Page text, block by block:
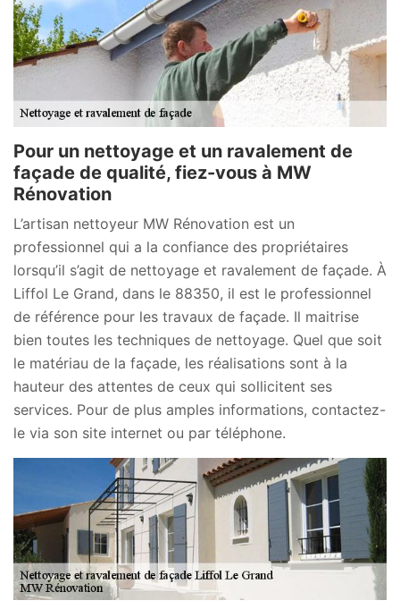
Pour un nettoyage et un ravalement de
façade de qualité, fiez-vous à MW
Rénovation
L’artisan nettoyeur MW Rénovation est un
professionnel qui a la confiance des propriétaires
lorsqu’il s’agit de nettoyage et ravalement de façade. À
Liffol Le Grand, dans le 88350, il est le professionnel
de référence pour les travaux de façade. Il maitrise
bien toutes les techniques de nettoyage. Quel que soit
le matériau de la façade, les réalisations sont à la
hauteur des attentes de ceux qui sollicitent ses
services. Pour de plus amples informations, contactez-
le via son site internet ou par téléphone.